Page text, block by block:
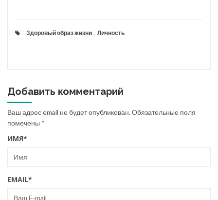
Здоровый образ жизни Личность
Добавить комментарий
Ваш адрес email не будет опубликован.Обязательные поля
помечены *
ИМЯ*
EMAIL*